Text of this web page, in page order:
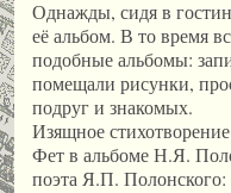
Однажды, сидя в
её аль­бом. В то время
подобные альбомы:
помещали рисунки,
подруг и знакомых.
Изящное
Фет в альбоме Н.Я.
поэта Я.П. Полонского: